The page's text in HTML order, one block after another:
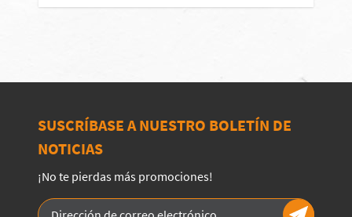
SUSCRÍBASE A NUESTRO BOLETÍN DE
NOTICIAS
¡No te pierdas más promociones!